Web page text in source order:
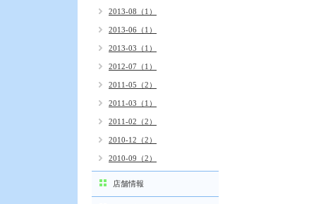
2013-08（1）
2013-06（1）
2013-03（1）
2012-07（1）
2011-05（2）
2011-03（1）
2011-02（2）
2010-12（2）
2010-09（2）
店舗情報